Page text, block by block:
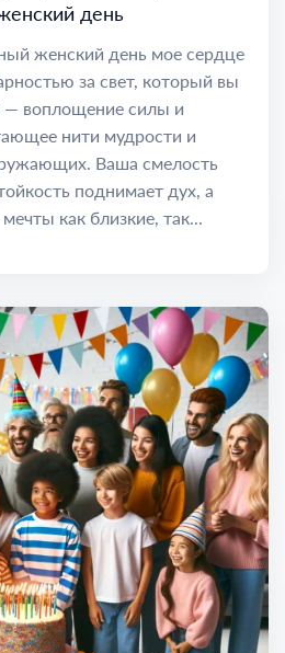
день
женский день мое сердце
за свет, который вы
— воплощение силы и
нити мудрости и
Ваша смелость
поднимает дух, а
как близкие, так...